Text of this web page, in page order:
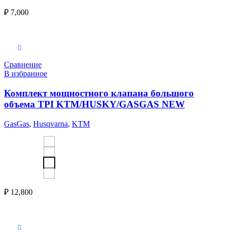
₽ 7,000
Сравнение
В избранное
Комплект мощностного клапана большого
объема TPI KTM/HUSKY/GASGAS NEW
GasGas, Husqvarna, KTM
₽ 12,800